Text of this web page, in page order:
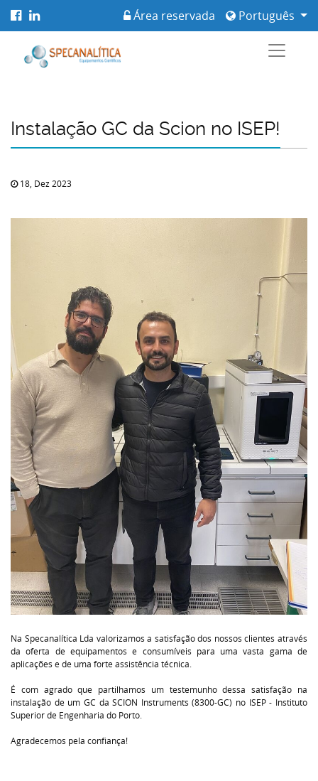
Português
Área reservada
Instalação GC da Scion no ISEP!
18, Dez 2023
Na Specanalítica Lda valorizamos a satisfação dos nossos clientes através
da oferta de equipamentos e consumíveis para uma vasta gama de
aplicações e de uma forte assistência técnica.
É com agrado que partilhamos um testemunho dessa satisfação na
instalação de um GC daSCION Instruments (8300-GC) no ISEP - Instituto
Superior de Engenharia do Porto
Agradecemos pela confiança!